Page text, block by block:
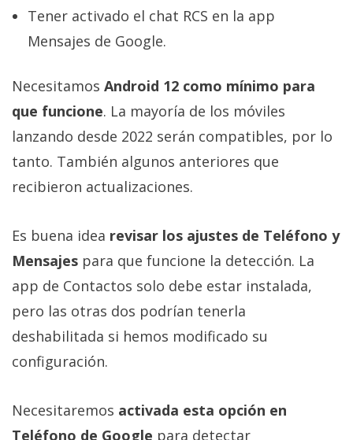
Tener activado el chat RCS en la app
Mensajes de Google.
Necesitamos Android 12 como mínimo para
que funcione. La mayoría de los móviles
lanzando desde 2022 serán compatibles, por lo
tanto. También algunos anteriores que
recibieron actualizaciones.
Es buena idea revisar los ajustes de Teléfono y
Mensajes para que funcione la detección. La
app de Contactos solo debe estar instalada,
pero las otras dos podrían tenerla
deshabilitada si hemos modificado su
configuración.
Necesitaremos activada esta opción en
Teléfono de Google para detectar